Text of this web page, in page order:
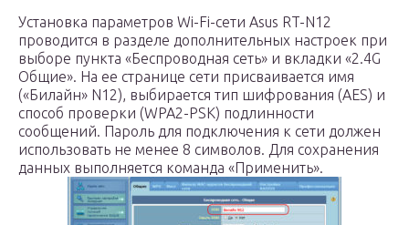
Установка параметров Wi-Fi-сети Asus RT-N12
проводится в разделе дополнительных настроек при
выборе пункта «Беспроводная сеть» и вкладки «2.4G
Общие». На ее странице сети присваивается имя
(«Билайн» N12), выбирается тип шифрования (AES) и
способ проверки (WPA2-PSK) подлинности
сообщений. Пароль для подключения к сети должен
использовать не менее 8 символов. Для сохранения
данных выполняется команда «Применить».